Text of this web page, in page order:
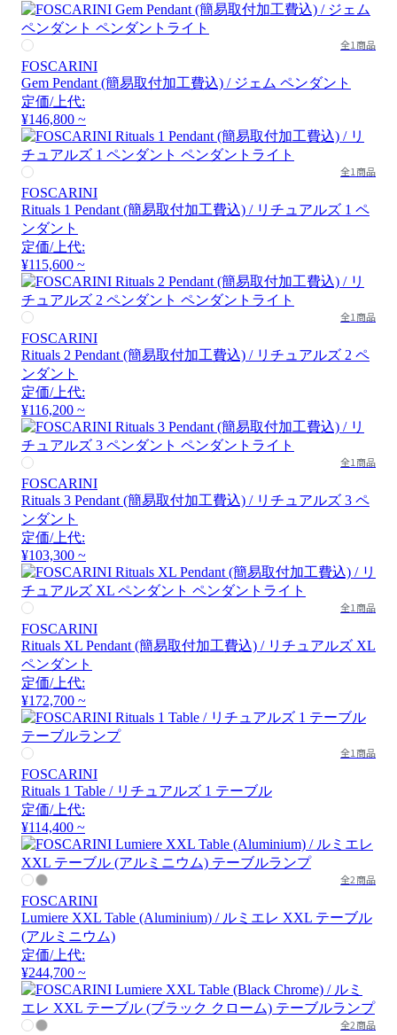
全1商品
FOSCARINI
Gem Pendant (簡易取付加工費込) / ジェム ペンダント
定価/上代:
¥146,800 ~
全1商品
FOSCARINI
Rituals 1 Pendant (簡易取付加工費込) / リチュアルズ 1 ペ
ンダント
定価/上代:
¥115,600 ~
全1商品
FOSCARINI
Rituals 2 Pendant (簡易取付加工費込) / リチュアルズ 2 ペ
ンダント
定価/上代:
¥116,200 ~
全1商品
FOSCARINI
Rituals 3 Pendant (簡易取付加工費込) / リチュアルズ 3 ペ
ンダント
定価/上代:
¥103,300 ~
全1商品
FOSCARINI
Rituals XL Pendant (簡易取付加工費込) / リチュアルズ XL
ペンダント
定価/上代:
¥172,700 ~
全1商品
FOSCARINI
Rituals 1 Table / リチュアルズ 1 テーブル
定価/上代:
¥114,400 ~
全2商品
FOSCARINI
Lumiere XXL Table (Aluminium) / ルミエレ XXL テーブル
(アルミニウム)
定価/上代:
¥244,700 ~
全2商品